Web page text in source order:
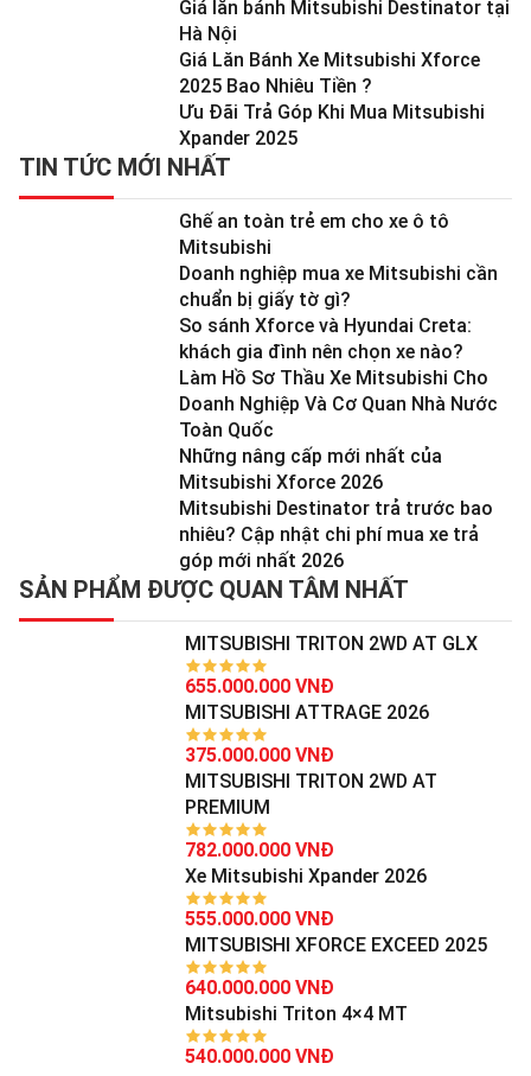
Giá lăn bánh Mitsubishi Destinator tại
Hà Nội
Giá Lăn Bánh Xe Mitsubishi Xforce
2025 Bao Nhiêu Tiền ?
Ưu Đãi Trả Góp Khi Mua Mitsubishi
Xpander 2025
TIN TỨC MỚI NHẤT
Ghế an toàn trẻ em cho xe ô tô
Mitsubishi
Doanh nghiệp mua xe Mitsubishi cần
chuẩn bị giấy tờ gì?
So sánh Xforce và Hyundai Creta:
khách gia đình nên chọn xe nào?
Làm Hồ Sơ Thầu Xe Mitsubishi Cho
Doanh Nghiệp Và Cơ Quan Nhà Nước
Toàn Quốc
Những nâng cấp mới nhất của
Mitsubishi Xforce 2026
Mitsubishi Destinator trả trước bao
nhiêu? Cập nhật chi phí mua xe trả
góp mới nhất 2026
SẢN PHẨM ĐƯỢC QUAN TÂM NHẤT
MITSUBISHI TRITON 2WD AT GLX
655.000.000 VNĐ
MITSUBISHI ATTRAGE 2026
375.000.000 VNĐ
MITSUBISHI TRITON 2WD AT
PREMIUM
782.000.000 VNĐ
Xe Mitsubishi Xpander 2026
555.000.000 VNĐ
MITSUBISHI XFORCE EXCEED 2025
640.000.000 VNĐ
Mitsubishi Triton 4×4 MT
540.000.000 VNĐ